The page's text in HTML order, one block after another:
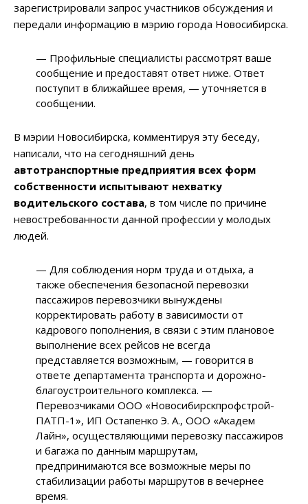
зарегистрировали запрос участников обсуждения и
передали информацию в мэрию города Новосибирска.
— Профильные специалисты рассмотрят ваше
сообщение и предоставят ответ ниже. Ответ
поступит в ближайшее время, — уточняется в
сообщении.
В мэрии Новосибирска, комментируя эту беседу,
написали, что на сегодняшний день
автотранспортные предприятия всех форм
собственности испытывают нехватку
водительского состава, в том числе по причине
невостребованности данной профессии у молодых
людей.
— Для соблюдения норм труда и отдыха, а
также обеспечения безопасной перевозки
пассажиров перевозчики вынуждены
корректировать работу в зависимости от
кадрового пополнения, в связи с этим плановое
выполнение всех рейсов не всегда
представляется возможным, — говорится в
ответе департамента транспорта и дорожно-
благоустроительного комплекса. —
Перевозчиками ООО «Новосибирскпрофстрой-
ПАТП-1», ИП Остапенко Э. А., ООО «Академ
Лайн», осуществляющими перевозку пассажиров
и багажа по данным маршрутам,
предпринимаются все возможные меры по
стабилизации работы маршрутов в вечернее
время.